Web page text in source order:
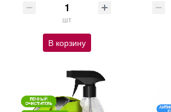
шт
В корзину